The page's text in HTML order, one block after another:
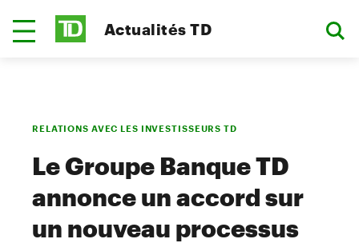
Actualités TD
RELATIONS AVEC LES INVESTISSEURS TD
Le Groupe Banque TD
annonce un accord sur
un nouveau processus